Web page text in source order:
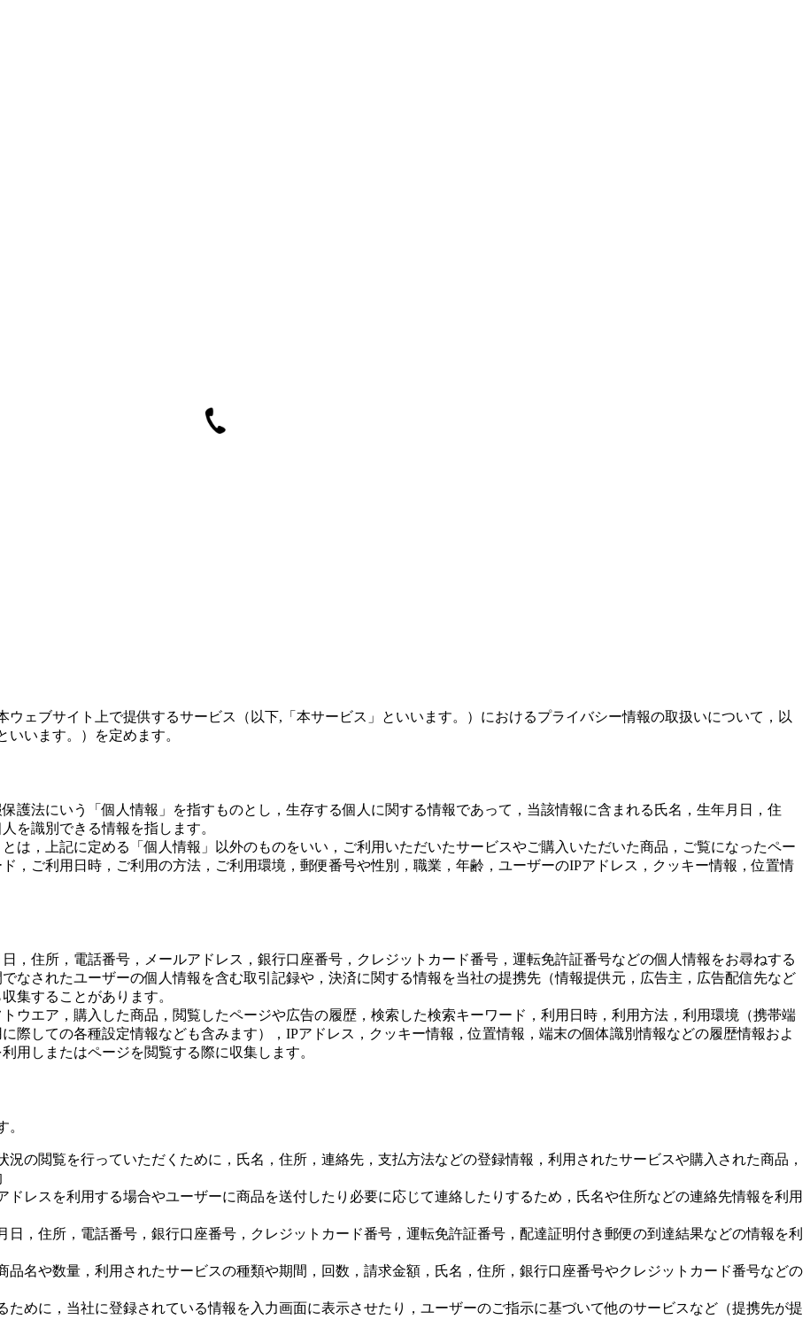
ェブサイト上で提供するサービス（以下,「本サービス」といいます。）におけるプライバシー情報の取扱いについて，以
います。）を定めます。
護法にいう「個人情報」を指すものとし，生存する個人に関する情報であって，当該情報に含まれる氏名，生年月日，住
を識別できる情報を指します。
は，上記に定める「個人情報」以外のものをいい，ご利用いただいたサービスやご購入いただいた商品，ご覧になったペー
，ご利用日時，ご利用の方法，ご利用環境，郵便番号や性別，職業，年齢，ユーザーのIPアドレス，クッキー情報，位置情
，住所，電話番号，メールアドレス，銀行口座番号，クレジットカード番号，運転免許証番号などの個人情報をお尋ねする
なされたユーザーの個人情報を含む取引記録や，決済に関する情報を当社の提携先（情報提供元，広告主，広告配信先など
集することがあります。
ウエア，購入した商品，閲覧したページや広告の履歴，検索した検索キーワード，利用日時，利用方法，利用環境（携帯端
際しての各種設定情報なども含みます），IPアドレス，クッキー情報，位置情報，端末の個体識別情報などの履歴情報およ
用しまたはページを閲覧する際に収集します。
。
況の閲覧を行っていただくために，氏名，住所，連絡先，支払方法などの登録情報，利用されたサービスや購入された商品，
ドレスを利用する場合やユーザーに商品を送付したり必要に応じて連絡したりするため，氏名や住所などの連絡先情報を利用
日，住所，電話番号，銀行口座番号，クレジットカード番号，運転免許証番号，配達証明付き郵便の到達結果などの情報を利
品名や数量，利用されたサービスの種類や期間，回数，請求金額，氏名，住所，銀行口座番号やクレジットカード番号などの
ために，当社に登録されている情報を入力画面に表示させたり，ユーザーのご指示に基づいて他のサービスなど（提携先が提